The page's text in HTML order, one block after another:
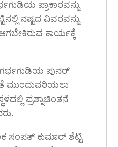
ಪ್ರಾಕಾರವನ್ನು
ನಷ್ಟದ ವಿವರವನ್ನು
ಕಾರ್ಯಕ್ಕೆ
ಗರ್ಭಗುಡಿಯ ಪುನರ್
ಮುಂದುವರಿಯಲು
ಪ್ರಶ್ನಾಚಿಂತನೆ
ಸಂಪತ್ ಕುಮಾರ್ ಶೆಟ್ಟಿ